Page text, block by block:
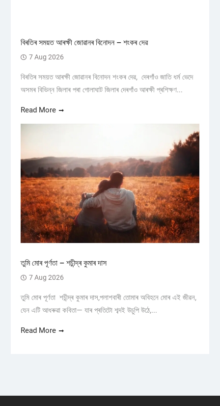
বিৰতিৰ সময়ত আৰক্ষী জোৱানৰ বিনোদন – শংকৰ দেৱ
7 Aug 2026
বিৰতিৰ সময়ত আৰক্ষী জোৱানৰ বিনোদন শংকৰ দেৱ, দেৰগাঁও জাতি ধৰ্ম ভেদে
অসমৰ বিভিন্ন জিলাৰ পৰা গোলাঘাট জিলাৰ দেৰগাঁও আৰক্ষী প্ৰশিক্ষণ...
Read More
তুমি মোৰ পূৰ্ণতা – শচীন্দ্ৰ কুমাৰ দাস
7 Aug 2026
তুমি মোৰ পূৰ্ণতা শচীন্দ্ৰ কুমাৰ দাস,পলাশবাৰী তোমাৰ অবিহনে মোৰ এই জীৱন,
যেন এটি আধৰুৱা কবিতা— যাৰ প্ৰতিটো শব্দই উচুপি উঠে,...
Read More